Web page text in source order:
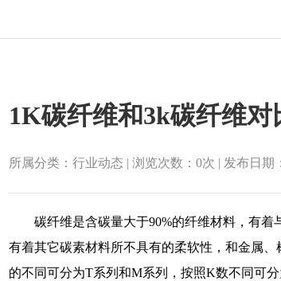
1K碳纤维和3k碳纤维对
所属分类：行业动态 | 浏览次数：0次 | 发布日期：
碳纤维是含碳量大于90%的纤维材料，有
有着其它碳素材料所不具有的柔软性，和金属
的不同可分为T系列和M系列，按照K数不同可